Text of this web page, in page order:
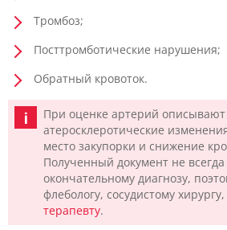
Тромбоз;
Посттромботические нарушения;
Обратный кровоток.
При оценке артерий описывают
атеросклеротические
место закупорки и снижение
Полученный документ не
окончательному диагнозу,
флебологу, сосудистому
терапевту.